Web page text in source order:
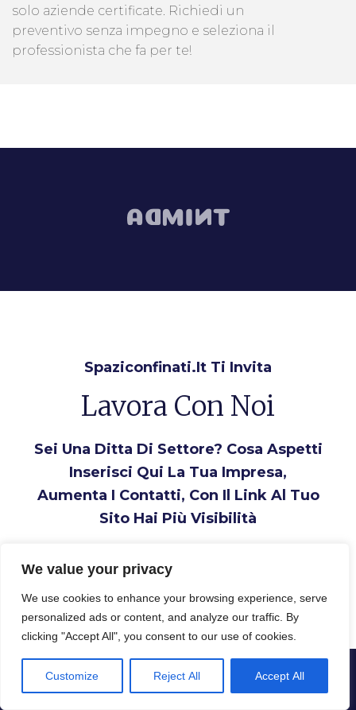
We value your privacy
We use cookies to enhance your browsing experience, serve
personalized ads or content, and analyze our traffic. By
clicking "Accept All", you consent to our use of cookies.
Customize Reject All Accept All
solo aziende certificate. Richiedi un
preventivo senza impegno e seleziona il
professionista che fa per te!
Spaziconfinati.it Ti Invita
Lavora Con Noi
Sei Una Ditta Di Settore? Cosa Aspetti
Inserisci Qui La Tua Impresa,
Aumenta I Contatti, Con Il Link Al Tuo
Sito Hai Più Visibilità
Inserisci la tua Ditta